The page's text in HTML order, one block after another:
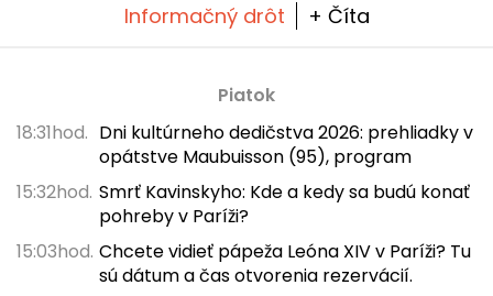
Informačný drôt + Číta
Piatok
18:31hod. Dni kultúrneho dedičstva 2026: prehliadky v
opátstve Maubuisson (95), program
15:32hod. Smrť Kavinskyho: Kde a kedy sa budú konať
pohreby v Paríži?
15:03hod. Chcete vidieť pápeža Leóna XIV v Paríži? Tu
sú dátum a čas otvorenia rezervácií.